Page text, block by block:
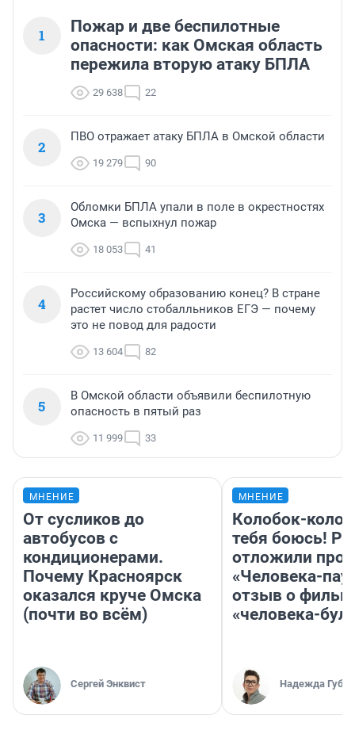
1
Пожар и две беспилотные
опасности: как Омская область
пережила вторую атаку БПЛА
29 638 22
2
ПВО отражает атаку БПЛА в Омской области
19 279 90
3
Обломки БПЛА упали в поле в окрестностях
Омска — вспыхнул пожар
18 053 41
4
Российскому образованию конец? В стране
растет число стобалльников ЕГЭ — почему
это не повод для радости
13 604 82
5
В Омской области объявили беспилотную
опасность в пятый раз
11 999 33
МНЕНИЕ
От сусликов до
автобусов с
кондиционерами.
Почему Красноярск
оказался круче Омска
(почти во всём)
Сергей Энквист
МНЕНИЕ
Колобок-
тебя боюсь!
отложили
«Человека-
отзыв о
«человека-
Надежда